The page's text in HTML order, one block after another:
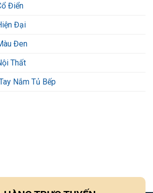
Điển
Đại
Đen
Thất
Nắm Tủ Bếp